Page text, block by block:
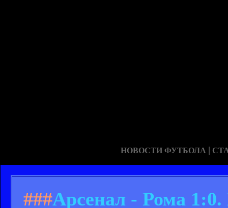
НОВОСТИ ФУТБОЛА |
###Арсенал - Рома